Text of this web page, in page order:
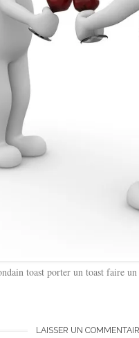
toast porter un toast faire
LAISSER UN